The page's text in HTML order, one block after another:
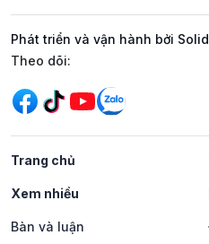
Phát triển và vận hành bởi
Mạng xã hội
Theo dõi:
Trang chủ
Xem nhiều
Bàn và luận